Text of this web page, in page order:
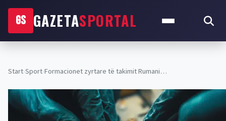
GS GAZETASPORTAL
Start›Sport›Formacionet zyrtare të takimit Rumani…